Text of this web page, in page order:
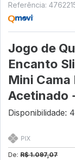
Referência:
Jogo de
Encanto
Mini
Acetinado
Disponibilidade:
PIX
De: R$ 1.097,07